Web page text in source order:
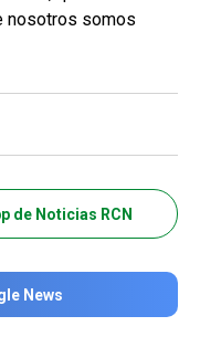
nosotros somos
de Noticias RCN
News